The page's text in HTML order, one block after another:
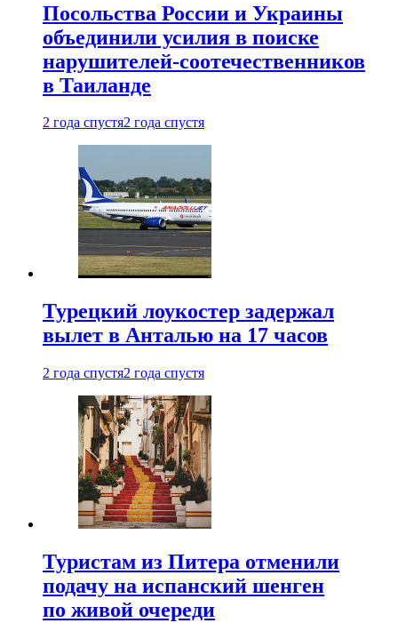
Посольства России и Украины
объединили усилия в поиске
нарушителей-соотечественников
в Таиланде
2 года спустя2 года спустя
Турецкий лоукостер задержал
вылет в Анталью на 17 часов
2 года спустя2 года спустя
Туристам из Питера отменили
подачу на испанский шенген
по живой очереди